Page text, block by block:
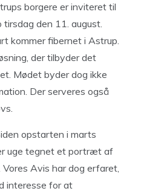
borgere er inviteret til
den 11. august.
kommer fibernet i Astrup.
der tilbyder det
Mødet byder dog ikke
Der serveres også
opstarten i marts
uge tegnet et portræt af
Avis har dog erfaret,
interesse for at